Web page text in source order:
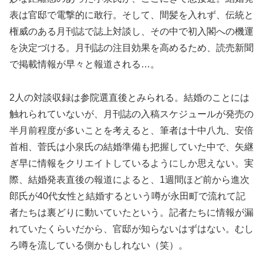
表は官邸で電撃的に敢行。そして、間髪を入れず、伝統と
権威のある月刊誌で誌上対談し、その中で初入閣への機運
を決定づける。月刊誌の注目効果を高めるため、読売新聞
で掲載情報が早々と報道される…。
2人の対談収録は参院選直後とみられる。結婚のことには
触れられていないが、月刊誌の入稿スケジュールが発売の
半月前程度が多いことを考えると、筆者は十中八九、安倍
首相、菅氏は小泉氏の結婚準備も把握していた中で、矢継
ぎ早に情報をクリエイトしているようにしか思えない。実
際、結婚発表直後の報道によると、1週間ほど前から進次
郎氏が40代女性と結婚するという噂が永田町で流れて記
者たちは裏どりに動いていたという。記者たちに情報が漏
れていたくらいだから、官邸が知らないはずはない。むし
ろ噂を流している側かもしれない（笑）。